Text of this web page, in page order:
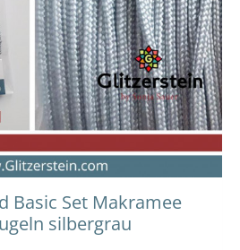
Basic Set Makramee
silbergrau